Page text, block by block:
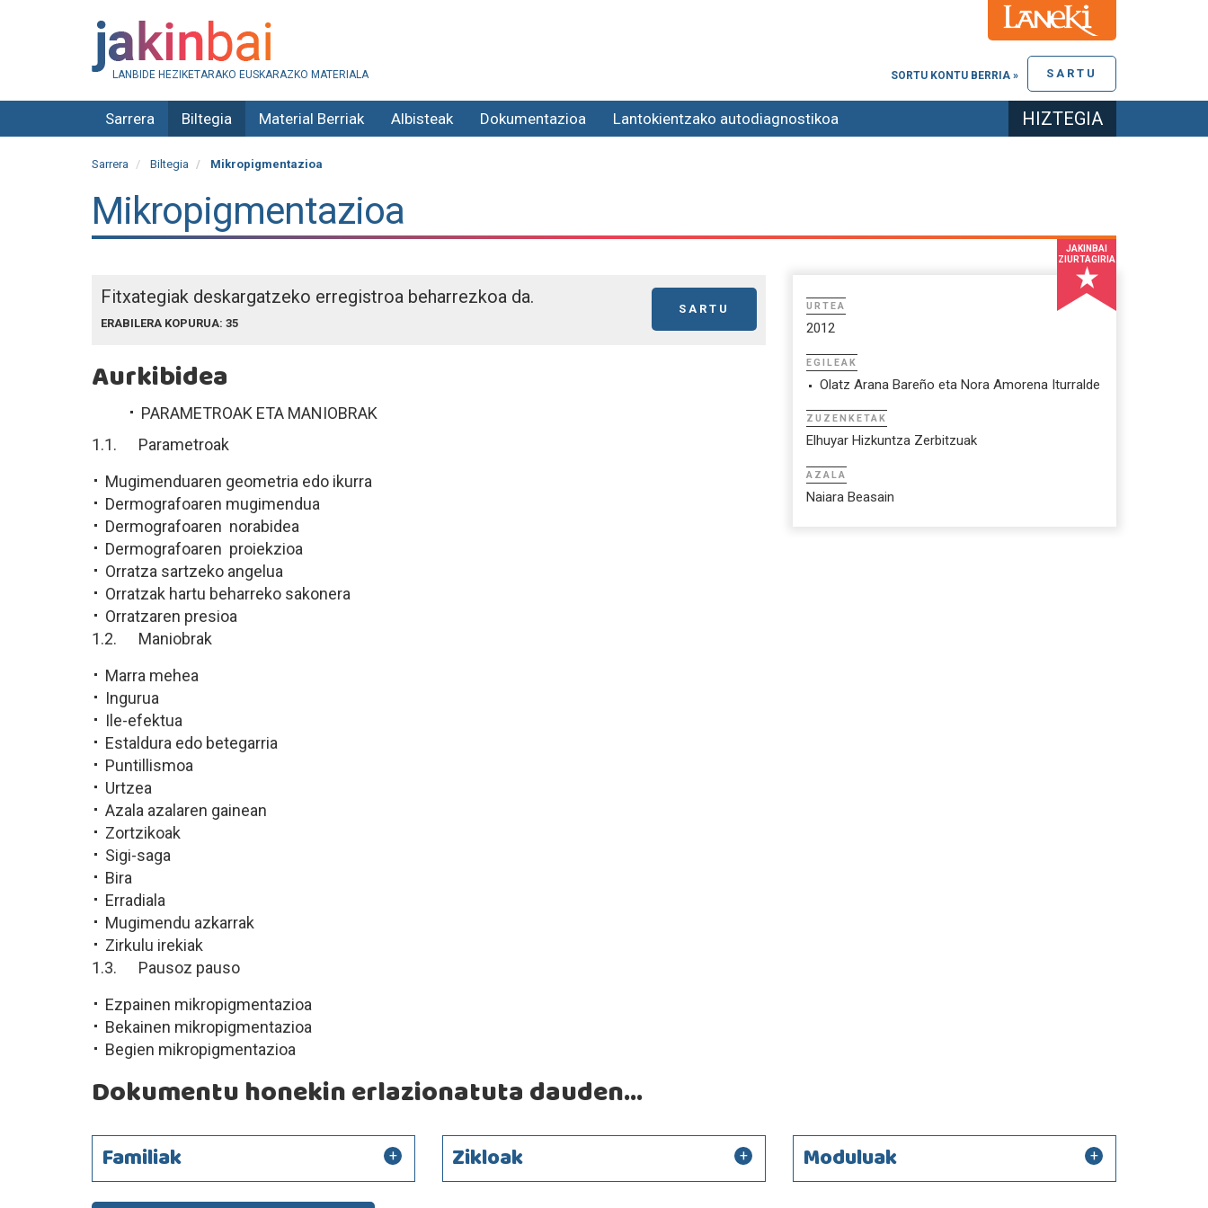
LANBIDE HEZIKETARAKO EUSKARAZKO MATERIALA SARTU
SORTU KONTU BERRIA »
Sarrera Biltegia Material Berriak Albisteak Dokumentazioa Lantokientzako autodiagnostikoa HIZTEGIA
Sarrera Biltegia Mikropigmentazioa
Mikropigmentazioa
Fitxategiak deskargatzeko erregistroa beharrezkoa da.
SARTU
ERABILERA KOPURUA: 35
Aurkibidea
PARAMETROAK ETA MANIOBRAK
1.1. Parametroak
Mugimenduaren geometria edo ikurra
Dermografoaren mugimendua
Dermografoaren norabidea
Dermografoaren proiekzioa
Orratza sartzeko angelua
Orratzak hartu beharreko sakonera
Orratzaren presioa
1.2. Maniobrak
Marra mehea
Ingurua
Ile-efektua
Estaldura edo betegarria
Puntillismoa
Urtzea
Azala azalaren gainean
Zortzikoak
Sigi-saga
Bira
Erradiala
Mugimendu azkarrak
Zirkulu irekiak
1.3. Pausoz pauso
Ezpainen mikropigmentazioa
Bekainen mikropigmentazioa
Begien mikropigmentazioa
JAKINBAI
ZIURTAGIRIA
URTEA
2012
EGILEAK
Olatz Arana Bareño eta Nora Amorena Iturralde
ZUZENKETAK
Elhuyar Hizkuntza Zerbitzuak
AZALA
Naiara Beasain
Dokumentu honekin erlazionatuta dauden...
Familiak Zikloak Moduluak